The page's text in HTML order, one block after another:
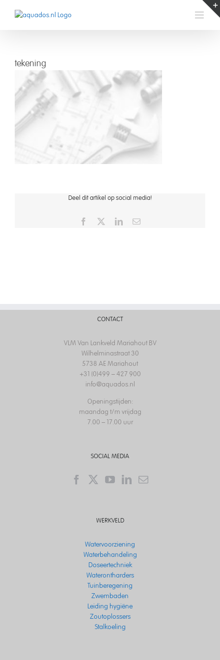
tekening
Deel dit artikel op social media!
Facebook LinkedInEmail
CONTACT
VLM Van Lankveld Mariahout BV
Wilhelminastraat 30
5738 AE Mariahout
+31 (0)499 – 427 900
info@aquados.nl
Openingstijden:
maandag t/m vrijdag
7.00 – 17.00 uur
SOCIAL MEDIA
WERKVELD
Watervoorziening
Waterbehandeling
Doseertechniek
Waterontharders
Tuinberegening
Zwembaden
Leiding hygiëne
Zoutoplossers
Stalkoeling